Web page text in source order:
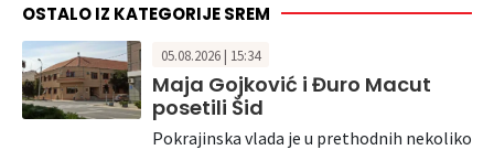
OSTALO IZ KATEGORIJE SREM
05.08.2026 | 15:34
Maja Gojković i Đuro Macut
posetili Šid
Pokrajinska vlada je u prethodnih nekoliko